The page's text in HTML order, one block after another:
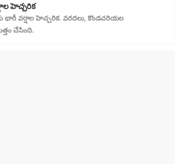
హెచ్చరిక
భారీ వర్షాల హెచ్చరిక. వరదలు, కొండచరియల
చేసింది.